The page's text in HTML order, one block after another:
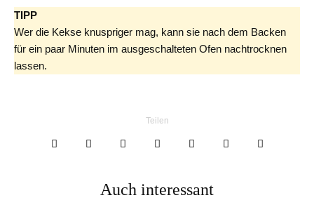
TIPP
Wer die Kekse knuspriger mag, kann sie nach dem Backen
für ein paar Minuten im ausgeschalteten Ofen nachtrocknen
lassen.
Teilen
Auch interessant